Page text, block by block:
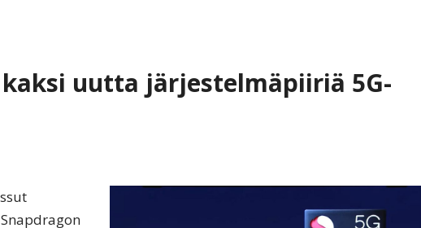
uutta järjestelmäpiiriä 5G-